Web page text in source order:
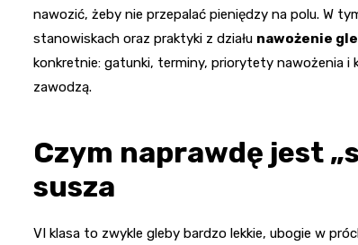
nawozić, żeby nie przepalać pieniędzy na polu. W
stanowiskach oraz praktyki z działu nawożenie
konkretnie: gatunki, terminy, priorytety nawożenia i
zawodzą.
Czym naprawdę jest
susza
VI klasa to zwykle gleby bardzo lekkie, ubogie w